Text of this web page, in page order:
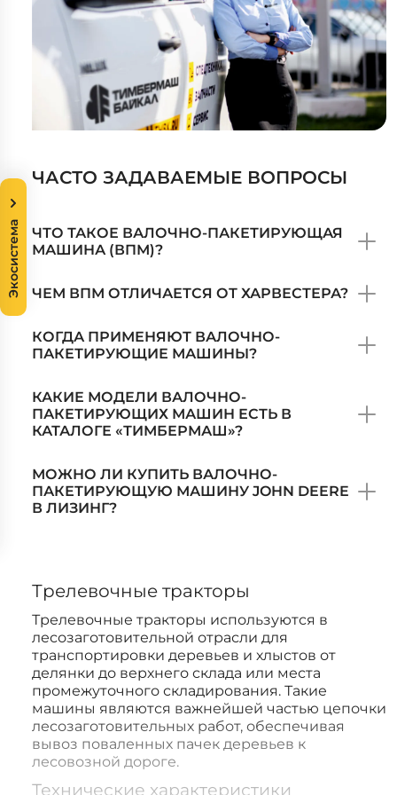
ЧАСТО ЗАДАВАЕМЫЕ ВОПРОСЫ
ЧТО ТАКОЕ ВАЛОЧНО-ПАКЕТИРУЮЩАЯ
МАШИНА (ВПМ)?
ЧЕМ ВПМ ОТЛИЧАЕТСЯ ОТ ХАРВЕСТЕРА?
КОГДА ПРИМЕНЯЮТ ВАЛОЧНО-
ПАКЕТИРУЮЩИЕ МАШИНЫ?
КАКИЕ МОДЕЛИ ВАЛОЧНО-
ПАКЕТИРУЮЩИХ МАШИН ЕСТЬ В
КАТАЛОГЕ «ТИМБЕРМАШ»?
МОЖНО ЛИ КУПИТЬ ВАЛОЧНО-
ПАКЕТИРУЮЩУЮ МАШИНУ JOHN DEERE
В ЛИЗИНГ?
Трелевочные тракторы
Трелевочные тракторы используются в
лесозаготовительной отрасли для
транспортировки деревьев и хлыстов от
делянки до верхнего склада или места
промежуточного складирования. Такие
машины являются важнейшей частью цепочки
лесозаготовительных работ, обеспечивая
вывоз поваленных пачек деревьев к
лесовозной дороге.
Технические характеристики
Экосистема